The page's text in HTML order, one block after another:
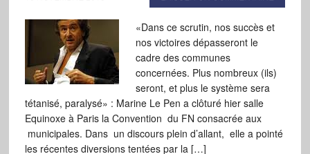
«Dans ce scrutin, nos succès et
nos victoires dépasseront le
cadre des communes
concernées. Plus nombreux (ils)
seront, et plus le système sera
tétanisé, paralysé» : Marine Le Pen a clôturé hier salle
Equinoxe à Paris la Convention du FN consacrée aux
municipales. Dans un discours plein d’allant, elle a pointé
les récentes diversions tentées par la […]